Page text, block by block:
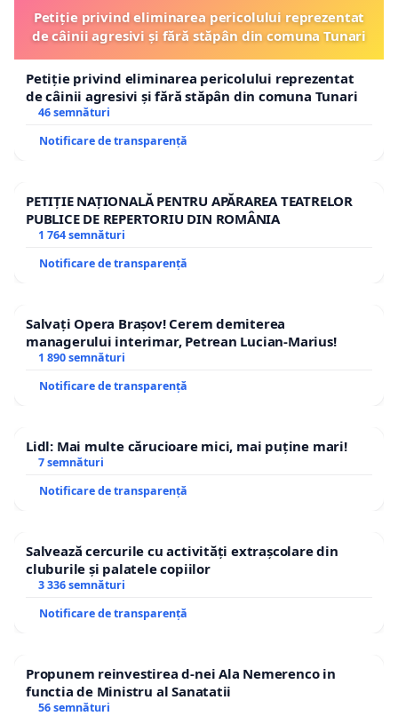
Petiție privind eliminarea pericolului reprezentat
de câinii agresivi și fără stăpân din comuna Tunari
Petiție privind eliminarea pericolului reprezentat
de câinii agresivi și fără stăpân din comuna Tunari
46 semnături
Notificare de transparență
PETIȚIE NAȚIONALĂ PENTRU APĂRAREA TEATRELOR
PUBLICE DE REPERTORIU DIN ROMÂNIA
1 764 semnături
Notificare de transparență
Salvați Opera Brașov! Cerem demiterea
managerului interimar, Petrean Lucian-Marius!
1 890 semnături
Notificare de transparență
Lidl: Mai multe cărucioare mici, mai puține mari!
7 semnături
Notificare de transparență
Salvează cercurile cu activități extrașcolare din
cluburile și palatele copiilor
3 336 semnături
Notificare de transparență
Propunem reinvestirea d-nei Ala Nemerenco in
functia de Ministru al Sanatatii
56 semnături